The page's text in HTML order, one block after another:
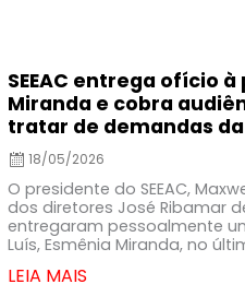
SEEAC entrega ofício
Miranda e cobra
tratar de demandas
18/05/2026
O presidente do SEEAC,
dos diretores José Ribamar
entregaram pessoalmente
Luís, Esmênia Miranda, no
LEIA MAIS